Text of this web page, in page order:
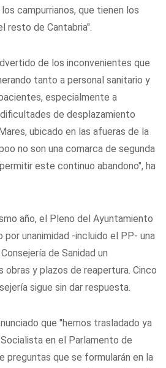
campurrianos, que tienen los
resto de Cantabria".
de los inconvenientes que
tanto a personal sanitario y
especialmente a
de desplazamiento
ubicado en las afueras de la
no son una comarca de segunda
este continuo abandono", ha
año, el Pleno del Ayuntamiento
por unanimidad -incluido el PP- una
de Sanidad un
obras y plazos de reapertura. Cinco
sigue sin dar respuesta.
que "hemos trasladado ya
en el Parlamento de
preguntas que se formularán en la